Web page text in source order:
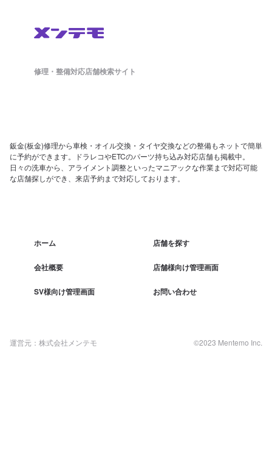
修理・整備対応店舗検索サイト
鈑金(板金)修理から車検・オイル交換・タイヤ交換などの整備もネットで簡単
に予約ができます。ドラレコやETCのパーツ持ち込み対応店舗も掲載中。
日々の洗車から、アライメント調整といったマニアックな作業まで対応可能
な店舗探しができ、来店予約まで対応しております。
ホーム 店舗を探す
会社概要 店舗様向け管理画面
SV様向け管理画面 お問い合わせ
運営元：株式会社メンテモ ©2023 Mentemo Inc.